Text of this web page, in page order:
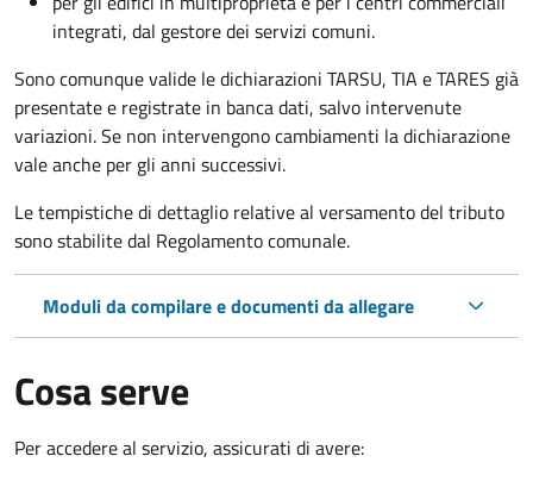
integrati, dal gestore dei servizi comuni.
Sono comunque valide le dichiarazioni TARSU, TIA e TARES già
presentate e registrate in banca dati, salvo intervenute
variazioni. Se non intervengono cambiamenti la dichiarazione
vale anche per gli anni successivi.
Le tempistiche di dettaglio relative al versamento del tributo
sono stabilite dal Regolamento comunale.
Moduli da compilare e documenti da allegare
Cosa serve
Per accedere al servizio, assicurati di avere: